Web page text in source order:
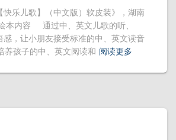
快乐儿歌】（中文版）软皮装》，湖南
本内容 通过中、英文儿歌的听、
感，让小朋友接受标准的中、英文读音
孩子的中、英文阅读和 阅读更多